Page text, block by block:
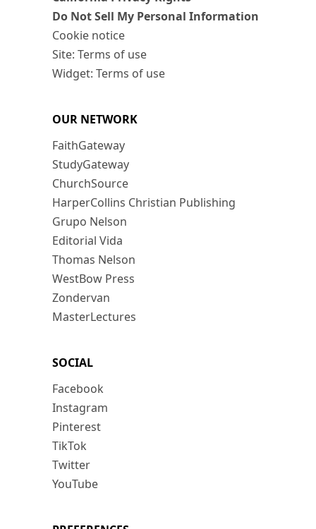
Do Not Sell My Personal Information
Cookie notice
Site: Terms of use
Widget: Terms of use
OUR NETWORK
FaithGateway
StudyGateway
ChurchSource
HarperCollins Christian Publishing
Grupo Nelson
Editorial Vida
Thomas Nelson
WestBow Press
Zondervan
MasterLectures
SOCIAL
Facebook
Instagram
Pinterest
TikTok
Twitter
YouTube